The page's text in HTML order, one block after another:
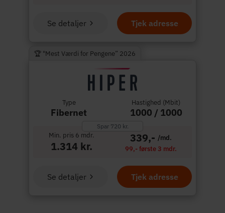
Tjek adresse
Se detaljer
🏆 "Mest Værdi for Pengene” 2026
Type
Fibernet
Hastighed (Mbit)
1000 / 1000
Spar 720 kr.
Min. pris 6 mdr.
1.314 kr.
339,- /md.
99,- første 3 mdr.
Tjek adresse
Se detaljer